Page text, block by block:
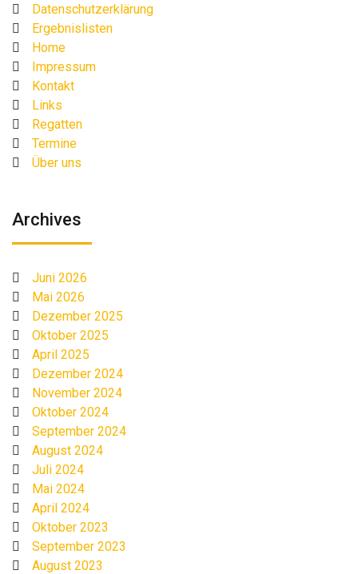
Datenschutzerklärung
Ergebnislisten
Home
Impressum
Kontakt
Links
Regatten
Termine
Über uns
Archives
Juni 2026
Mai 2026
Dezember 2025
Oktober 2025
April 2025
Dezember 2024
November 2024
Oktober 2024
September 2024
August 2024
Juli 2024
Mai 2024
April 2024
Oktober 2023
September 2023
August 2023